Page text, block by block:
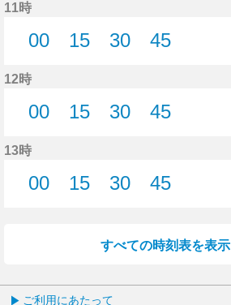
11時
00
15
30
45
12時
00
15
30
45
13時
00
15
30
45
すべての時刻表を表示
ご利用にあたって